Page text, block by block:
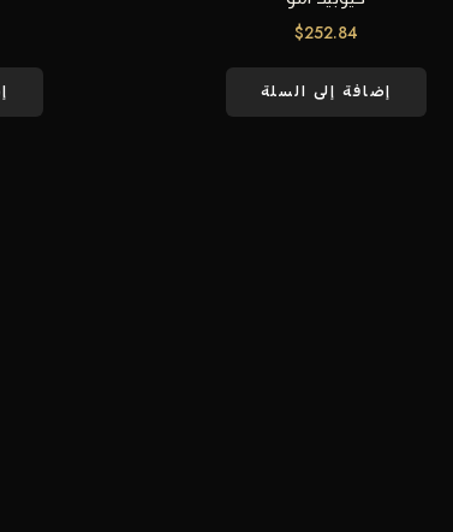
$252.84
إضافة إلى السلة